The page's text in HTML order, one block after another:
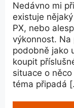
Nedávno mi
existuje
PX, nebo
výkonnost.
podobně jako
koupit
situace o
téma připadá